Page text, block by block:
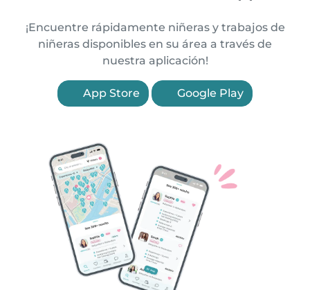
¡Encuentre rápidamente niñeras y trabajos de
niñeras disponibles en su área a través de
nuestra aplicación!
App Store Google Play